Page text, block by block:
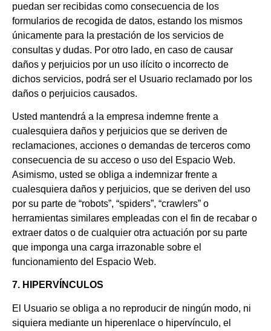
puedan ser recibidas como consecuencia de los
formularios de recogida de datos, estando los mismos
únicamente para la prestación de los servicios de
consultas y dudas. Por otro lado, en caso de causar
daños y perjuicios por un uso ilícito o incorrecto de
dichos servicios, podrá ser el Usuario reclamado por los
daños o perjuicios causados.
Usted mantendrá a la empresa indemne frente a
cualesquiera daños y perjuicios que se deriven de
reclamaciones, acciones o demandas de terceros como
consecuencia de su acceso o uso del Espacio Web.
Asimismo, usted se obliga a indemnizar frente a
cualesquiera daños y perjuicios, que se deriven del uso
por su parte de “robots”, “spiders”, “crawlers” o
herramientas similares empleadas con el fin de recabar o
extraer datos o de cualquier otra actuación por su parte
que imponga una carga irrazonable sobre el
funcionamiento del Espacio Web.
7. HIPERVÍNCULOS
El Usuario se obliga a no reproducir de ningún modo, ni
siquiera mediante un hiperenlace o hipervínculo, el